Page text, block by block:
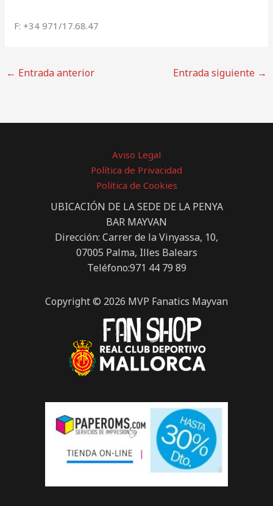
F: +34 971/17.68.47
← Entrada anterior Entrada siguiente →
Aviso Legal
Política de Privacidad
Política de Cookies
UBICACIÓN DE LA SEDE DE LA PENYA
BAR MAYVAN
Dirección: Carrer de la Vinyassa, 10,
07005 Palma, Illes Balears
Teléfono:971 44 79 89
Copyright © 2026 MVP Fanatics Mayvan